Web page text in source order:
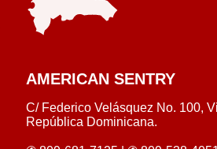
AMERICAN SENTRY
C/ Federico Velásquez No. 100,
República Dominicana.